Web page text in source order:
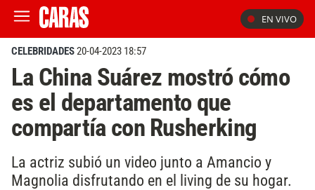
EN VIVO
CELEBRIDADES20-04-2023 18:57
La China Suárez mostró cómo
es el departamento que
compartía con Rusherking
La actriz subió un video junto a Amancio y
Magnolia disfrutando en el living de su hogar.